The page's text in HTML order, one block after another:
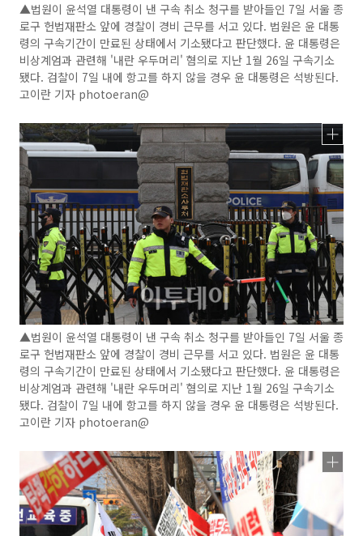
▲법원이 윤석열 대통령이 낸 구속 취소 청구를 받아들인 7일 서울 종
로구 헌법재판소 앞에 경찰이 경비 근무를 서고 있다. 법원은 윤 대통
령의 구속기간이 만료된 상태에서 기소됐다고 판단했다. 윤 대통령은
비상계엄과 관련해 '내란 우두머리' 혐의로 지난 1월 26일 구속기소
됐다. 검찰이 7일 내에 항고를 하지 않을 경우 윤 대통령은 석방된다.
고이란 기자 photoeran@
▲법원이 윤석열 대통령이 낸 구속 취소 청구를 받아들인 7일 서울 종
로구 헌법재판소 앞에 경찰이 경비 근무를 서고 있다. 법원은 윤 대통
령의 구속기간이 만료된 상태에서 기소됐다고 판단했다. 윤 대통령은
비상계엄과 관련해 '내란 우두머리' 혐의로 지난 1월 26일 구속기소
됐다. 검찰이 7일 내에 항고를 하지 않을 경우 윤 대통령은 석방된다.
고이란 기자 photoeran@